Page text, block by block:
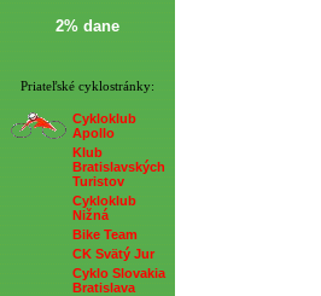
2% dane
Priateľské cyklostránky:
Cykloklub
Apollo
Klub
Bratislavských
Turistov
Cykloklub
Nižná
Bike Team
CK Svätý Jur
Cyklo Slovakia
Bratislava